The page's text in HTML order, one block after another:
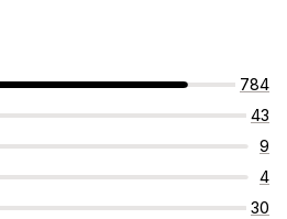
784
43
9
4
30